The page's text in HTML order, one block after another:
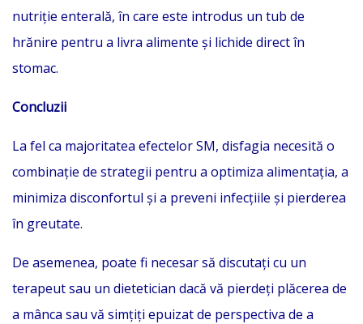
nutriție enterală, în care este introdus un tub de
hrănire pentru a livra alimente și lichide direct în
stomac.
Concluzii
La fel ca majoritatea efectelor SM, disfagia necesită o
combinație de strategii pentru a optimiza alimentația, a
minimiza disconfortul și a preveni infecțiile și pierderea
în greutate.
De asemenea, poate fi necesar să discutați cu un
terapeut sau un dietetician dacă vă pierdeți plăcerea de
a mânca sau vă simțiți epuizat de perspectiva de a